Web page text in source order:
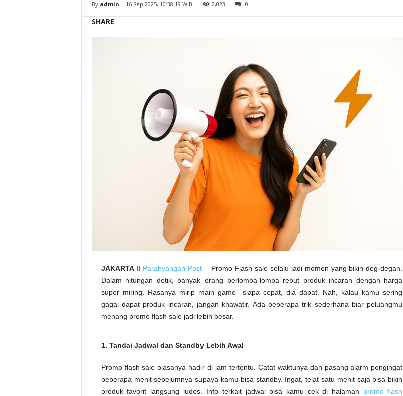
i
n
By admin - 16 Sep 2025, 10:38:19 WIB 2,023 0
SHARE
JAKARTAII Parahyangan Post – Promo Flash sale selalu jadi momen yang bikin deg-degan.
Dalam hitungan detik, banyak orang berlomba-lomba rebut produk incaran dengan harga
super miring. Rasanya mirip main game—siapa cepat, dia dapat. Nah, kalau kamu sering
gagal dapat produk incaran, jangan khawatir. Ada beberapa trik sederhana biar peluangmu
menang promo flash sale jadi lebih besar.
1. Tandai Jadwal dan Standby Lebih Awal
Promo flash sale biasanya hadir di jam tertentu. Catat waktunya dan pasang alarm pengingat
beberapa menit sebelumnya supaya kamu bisa standby. Ingat, telat satu menit saja bisa bikin
produk favorit langsung ludes. Info terkait jadwal bisa kamu cek di halaman promo flash